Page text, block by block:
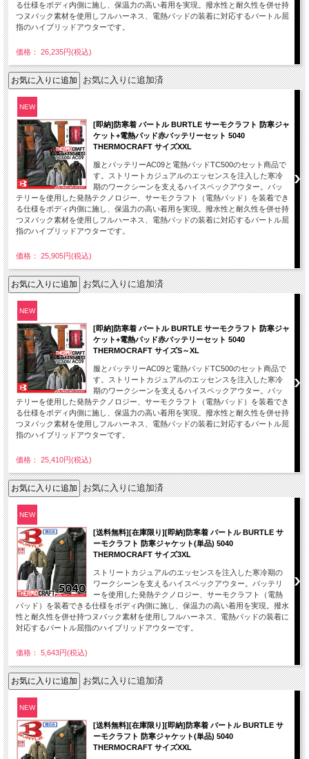
る仕様をボディ内側に施し、保温力の高い着用を実現。撥水性と耐久性を併せ持
つヌバック素材を使用しフルハーネス、電熱パッドの装着に対応するバートル屈
指のハイブリッドアウターです。
価格： 26,235円(税込)
お気に入りに追加済
NEW
[即納]防寒着 バートル BURTLE サーモクラフト 防寒ジャ
ケット+電熱パッド赤バッテリーセット 5040
THERMOCRAFT サイズXXL
服とバッテリーAC09と電熱パッドTC500のセット商品で
す。ストリートカジュアルのエッセンスを注入した寒冷
期のワークシーンを支えるハイスペックアウター。バッ
テリーを使用した発熱テクノロジー、サーモクラフト（電熱パッド）を装着でき
る仕様をボディ内側に施し、保温力の高い着用を実現。撥水性と耐久性を併せ持
つヌバック素材を使用しフルハーネス、電熱パッドの装着に対応するバートル屈
指のハイブリッドアウターです。
価格： 25,905円(税込)
お気に入りに追加済
NEW
[即納]防寒着 バートル BURTLE サーモクラフト 防寒ジャ
ケット+電熱パッド赤バッテリーセット 5040
THERMOCRAFT サイズS～XL
服とバッテリーAC09と電熱パッドTC500のセット商品で
す。ストリートカジュアルのエッセンスを注入した寒冷
期のワークシーンを支えるハイスペックアウター。バッ
テリーを使用した発熱テクノロジー、サーモクラフト（電熱パッド）を装着でき
る仕様をボディ内側に施し、保温力の高い着用を実現。撥水性と耐久性を併せ持
つヌバック素材を使用しフルハーネス、電熱パッドの装着に対応するバートル屈
指のハイブリッドアウターです。
価格： 25,410円(税込)
お気に入りに追加済
NEW
[送料無料][在庫限り][即納]防寒着 バートル BURTLE サ
ーモクラフト 防寒ジャケット(単品) 5040
THERMOCRAFT サイズ3XL
ストリートカジュアルのエッセンスを注入した寒冷期の
ワークシーンを支えるハイスペックアウター。バッテリ
ーを使用した発熱テクノロジー、サーモクラフト（電熱
パッド）を装着できる仕様をボディ内側に施し、保温力の高い着用を実現。撥水
性と耐久性を併せ持つヌバック素材を使用しフルハーネス、電熱パッドの装着に
対応するバートル屈指のハイブリッドアウターです。
価格： 5,643円(税込)
お気に入りに追加済
NEW
[送料無料][在庫限り][即納]防寒着 バートル BURTLE サ
ーモクラフト 防寒ジャケット(単品) 5040
THERMOCRAFT サイズXXL